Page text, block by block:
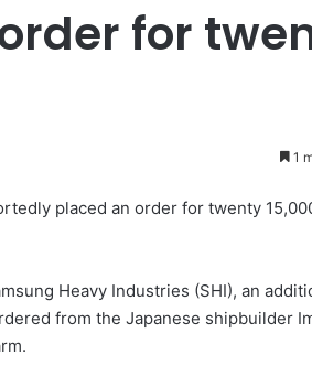
for
1
placed an order for twenty
Heavy Industries (SHI), an
from the Japanese shipbuilder